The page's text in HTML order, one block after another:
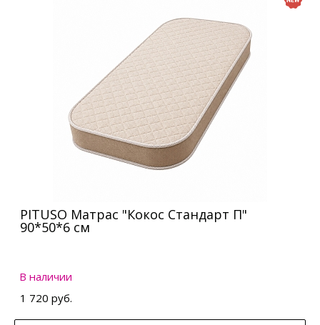
PITUSO Матрас "Кокос Стандарт П"
90*50*6 см
В наличии
1 720 руб.